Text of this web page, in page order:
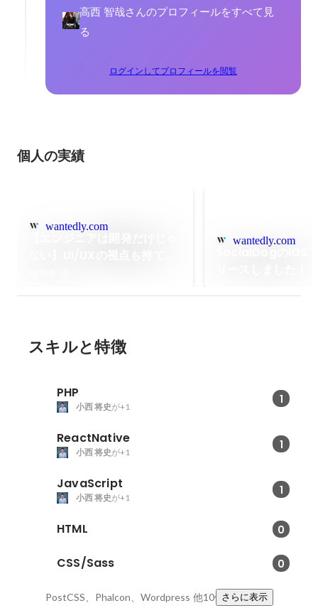
高西 智哉さんのプロフィールをすべて見
る
ログインしてプロフィールを閲覧
個人の実績
wantedly.com
wantedly.com
スキルと特徴
PHP 1
小西 将史が+1
ReactNative 1
小西 将史が+1
JavaScript 1
小西 将史が+1
HTML 0
CSS/Sass 0
PostCSS、Phalcon、Wordpress 他10件さらに表示